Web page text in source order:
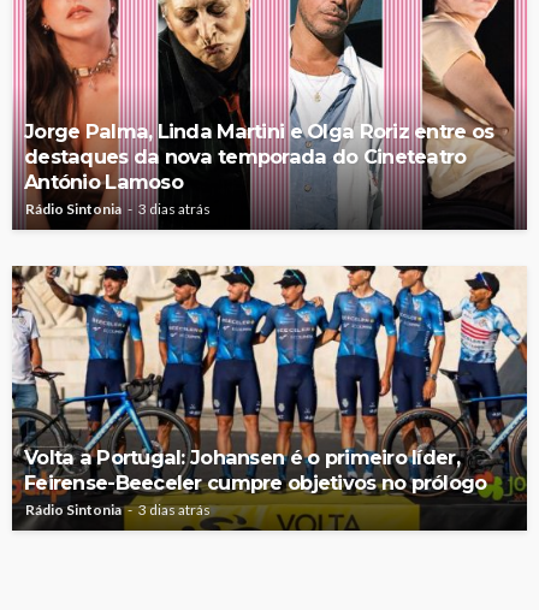
Jorge Palma, Linda Martini e Olga Roriz entre os
destaques da nova temporada do Cineteatro
António Lamoso
Rádio Sintonia 3 dias atrás
Volta a Portugal: Johansen é o primeiro líder,
Feirense-Beeceler cumpre objetivos no prólogo
Rádio Sintonia 3 dias atrás